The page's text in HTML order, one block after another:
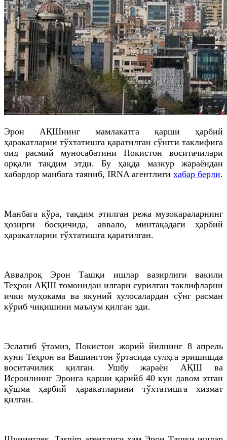
Эрон АҚШнинг мамлакатга қарши ҳарбий
ҳаракатларни тўхтатишга қаратилган сўнгги таклифига
оид расмий муносабатини Покистон воситачилари
орқали тақдим этди. Бу ҳақда мазкур жараёндан
хабардор манбага таяниб, IRNA агентлиги хабар берди.
Манбага кўра, тақдим этилган режа музокараларнинг
ҳозирги босқичида, аввало, минтақадаги ҳарбий
ҳаракатларни тўхтатишга қаратилган.
Аввалроқ Эрон Ташқи ишлар вазирлиги вакили
Теҳрон АҚШ томонидан илгари сурилган таклифларни
ички муҳокама ва якуний хулосалардан сўнг расман
кўриб чиқишини маълум қилган эди.
Эслатиб ўтамиз, Покистон жорий йилнинг 8 апрель
куни Теҳрон ва Вашингтон ўртасида сулҳга эришишда
воситачилик қилган. Ушбу жараён АҚШ ва
Исроилнинг Эронга қарши қарийб 40 кун давом этган
қўшма ҳарбий ҳаракатларини тўхтатишга хизмат
қилган.